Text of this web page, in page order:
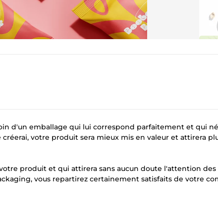
d'un emballage qui lui correspond parfaitement et qui
votre produit sera mieux mis en valeur et attirera
produit et qui attirera sans aucun doute l'attention des
vous repartirez certainement satisfaits de votre